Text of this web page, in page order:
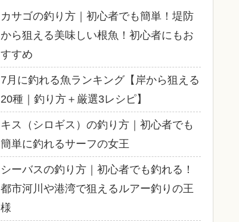
カサゴの釣り方｜初心者でも簡単！堤防
から狙える美味しい根魚！初心者にもお
すすめ
7月に釣れる魚ランキング【岸から狙える
20種｜釣り方＋厳選3レシピ】
キス（シロギス）の釣り方｜初心者でも
簡単に釣れるサーフの女王
シーバスの釣り方｜初心者でも釣れる！
都市河川や港湾で狙えるルアー釣りの王
様